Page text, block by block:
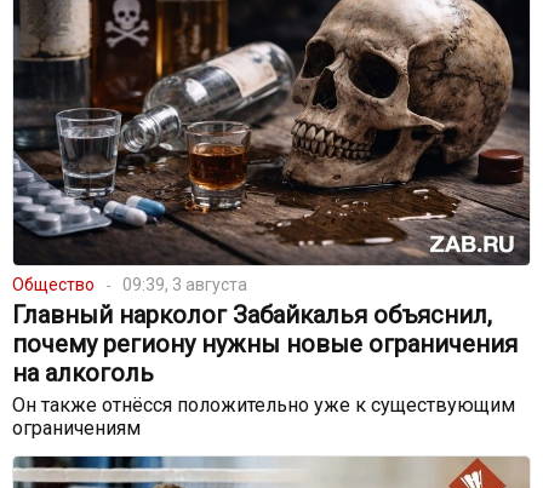
Общество 09:39, 3 августа
Главный нарколог Забайкалья объяснил,
почему региону нужны новые ограничения
на алкоголь
Он также отнёсся положительно уже к существующим
ограничениям